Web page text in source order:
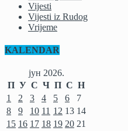
Vijesti
Vijesti iz Rudog
Vrijeme
KALENDAR
јун 2026.
П У С Ч П С Н
1
2 3 4 5 6
7
8
9 10 11 12 13 14
15 16 17 18 19 20 21